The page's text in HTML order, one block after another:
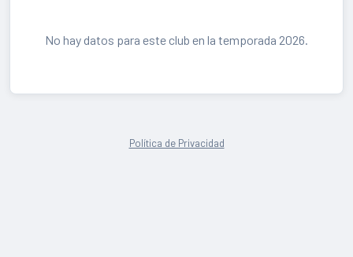
No hay datos para este club en la temporada 2026.
Política de Privacidad